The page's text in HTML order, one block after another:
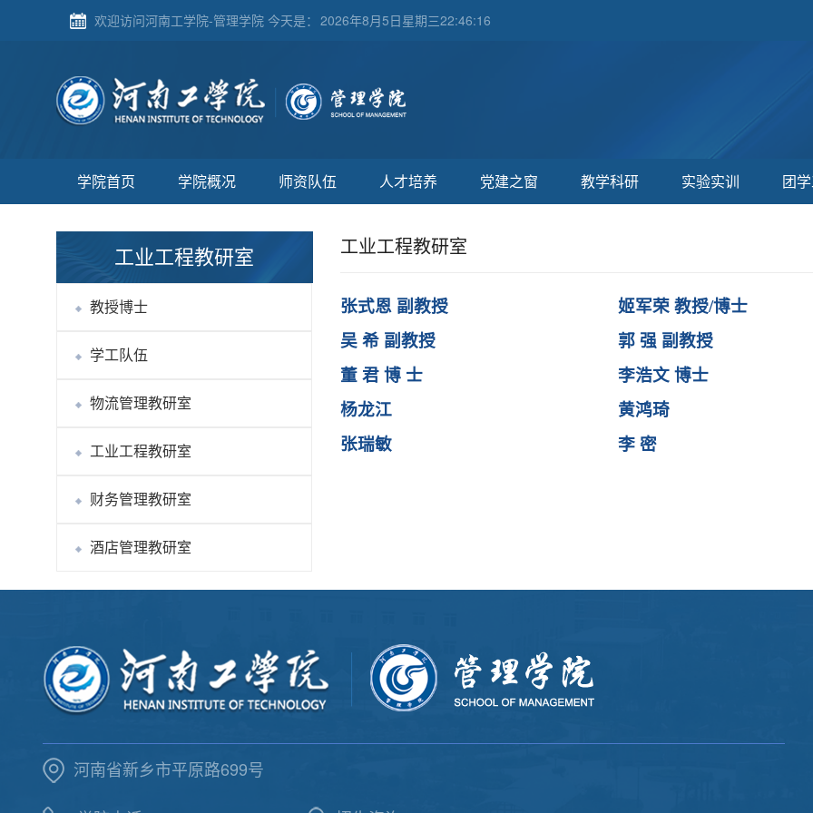
欢迎访问河南工学院-管理学院 今天是： 2026年8月5日星期三22:46:16
学院首页 学院概况 师资队伍 人才培养 党建之窗 教学科研 实验实训 团
工业工程教研室
教授博士
学工队伍
物流管理教研室
工业工程教研室
财务管理教研室
酒店管理教研室
工业工程教研室
张式恩 副教授
姬军荣 教授/博士
吴 希 副教授
郭 强 副教授
​董 君 博 士
李浩文 博士
杨龙江
黄鸿琦
张瑞敏
李 密
河南省新乡市平原路699号